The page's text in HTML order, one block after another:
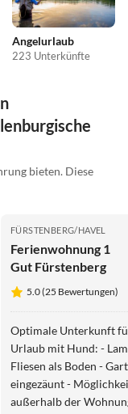
Angelurlaub
223 Unterkünfte
bieten. Diese
FÜRSTENBERG/HAVEL
Ferienwohnung 1
Gut Fürstenberg
5.0 (25 Bewertungen)
Optimale Unterkunft
Urlaub mit Hund: -
Fliesen als Boden -
eingezäunt -
außerhalb der